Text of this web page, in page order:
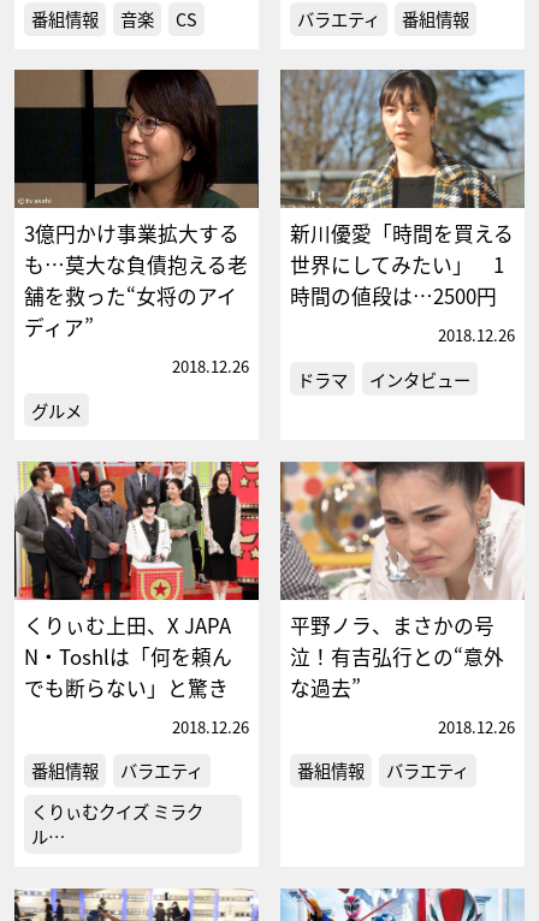
番組情報 音楽 CS バラエティ 番組情報
3億円かけ事業拡大する
も…莫大な負債抱える老
舗を救った“女将のアイ
ディア”
2018.12.26
グルメ
新川優愛「時間を買える
世界にしてみたい」 1
時間の値段は…2500円
2018.12.26
ドラマ インタビュー
くりぃむ上田、X JAPA
N・Toshlは「何を頼ん
でも断らない」と驚き
2018.12.26
番組情報
バラエティ
くりぃむクイズ ミラク
ル…
平野ノラ、まさかの号
泣！有吉弘行との“意外
な過去”
2018.12.26
番組情報 バラエティ